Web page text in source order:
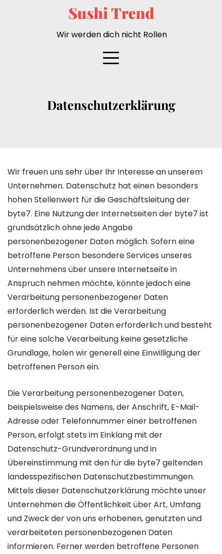
Sushi Trend
Wir werden dich nicht Rollen
Datenschutzerklärung
Wir freuen uns sehr über Ihr Interesse an unserem
Unternehmen. Datenschutz hat einen besonders
hohen Stellenwert für die Geschäftsleitung der
byte7. Eine Nutzung der Internetseiten der byte7 ist
grundsätzlich ohne jede Angabe
personenbezogener Daten möglich. Sofern eine
betroffene Person besondere Services unseres
Unternehmens über unsere Internetseite in
Anspruch nehmen möchte, könnte jedoch eine
Verarbeitung personenbezogener Daten
erforderlich werden. Ist die Verarbeitung
personenbezogener Daten erforderlich und besteht
für eine solche Verarbeitung keine gesetzliche
Grundlage, holen wir generell eine Einwilligung der
betroffenen Person ein.
Die Verarbeitung personenbezogener Daten,
beispielsweise des Namens, der Anschrift, E-Mail-
Adresse oder Telefonnummer einer betroffenen
Person, erfolgt stets im Einklang mit der
Datenschutz-Grundverordnung und in
Übereinstimmung mit den für die byte7 geltenden
landesspezifischen Datenschutzbestimmungen.
Mittels dieser Datenschutzerklärung möchte unser
Unternehmen die Öffentlichkeit über Art, Umfang
und Zweck der von uns erhobenen, genutzten und
verarbeiteten personenbezogenen Daten
informieren. Ferner werden betroffene Personen